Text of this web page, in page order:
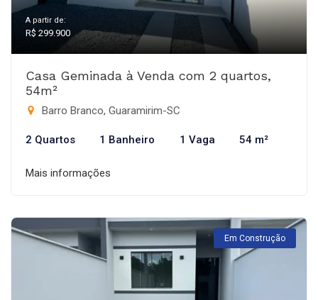
A partir de:
R$ 299.900
Casa Geminada à Venda com 2 quartos,
54m²
Barro Branco, Guaramirim-SC
2 Quartos 1 Banheiro 1 Vaga 54 m²
Mais informações
Em Construção